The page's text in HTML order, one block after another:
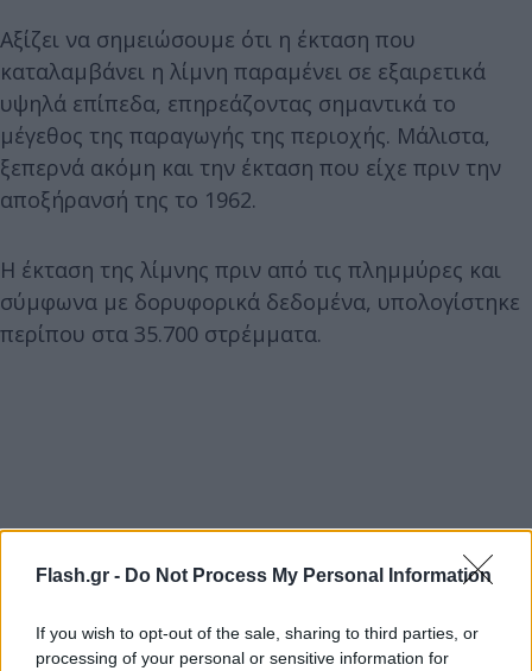
Flash.gr - Do Not Process My Personal Information
If you wish to opt-out of the sale, sharing to third parties, or
processing of your personal or sensitive information for
Αξίζει να σημειώσουμε ότι η έκταση που
καταλαμβάνει η λίμνη παραμένει σε εξαιρετικά
υψηλά επίπεδα, επηρεάζοντας σημαντικά το
μέγεθος της παραγωγής της περιοχής. Μάλιστα,
ξεπερνά ακόμη και την έκταση που είχε πριν την
αποξήρανσή της το 1962.
Η έκταση της λίμνης πριν από τις πλημμύρες και
σύμφωνα με δορυφορικά δεδομένα, υπολογίστηκε
περίπου στα 35.700 στρέμματα.